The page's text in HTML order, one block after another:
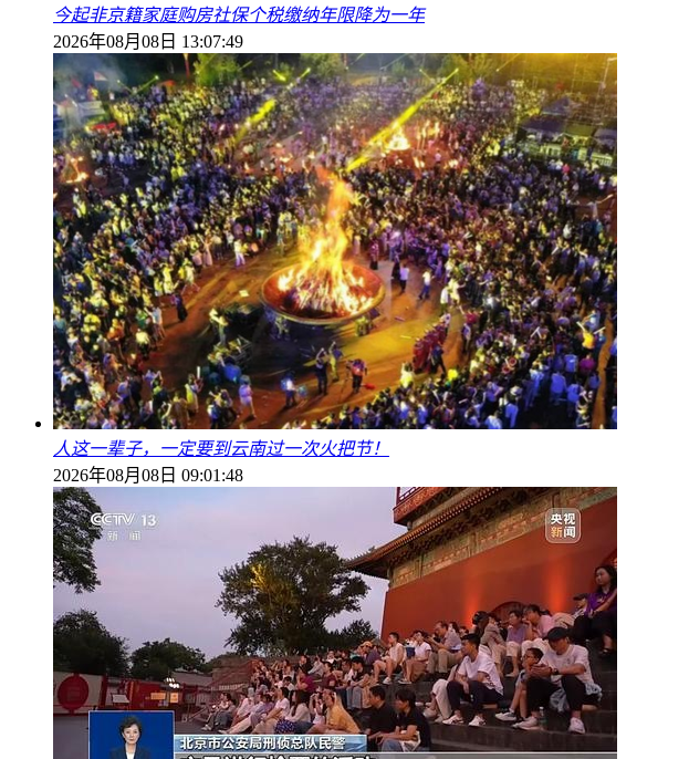
今起非京籍家庭购房社保个税缴纳年限降为一年
2026年08月08日 13:07:49
人这一辈子，一定要到云南过一次火把节！
2026年08月08日 09:01:48